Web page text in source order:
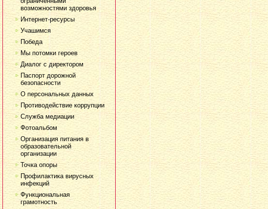
возможностями здоровья
Интернет-ресурсы
Учашимся
Победа
Мы потомки героев
Диалог с директором
Паспорт дорожной
безопасности
О персональных данных
Противодействие коррупции
Служба медиации
Фотоальбом
Организация питания в
образовательной
организации
Точка опоры
Профилактика вирусных
инфекций
Функциональная
грамотность